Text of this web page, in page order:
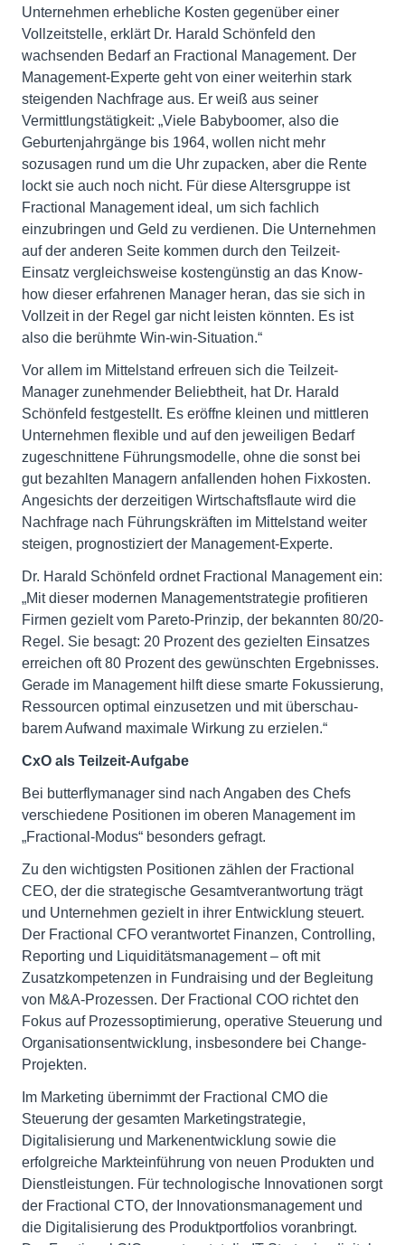
Unternehmen erhebliche Kosten gegenüber einer
Vollzeitstelle, erklärt Dr. Harald Schönfeld den
wachsenden Bedarf an Fractional Management. Der
Management-Experte geht von einer weiterhin stark
steigenden Nachfrage aus. Er weiß aus seiner
Vermittlungstätigkeit: „Viele Babyboomer, also die
Geburten­jahrgänge bis 1964, wollen nicht mehr
sozusagen rund um die Uhr zupacken, aber die Rente
lockt sie auch noch nicht. Für diese Altersgruppe ist
Fractional Management ideal, um sich fachlich
einzubringen und Geld zu verdienen. Die Unternehmen
auf der anderen Seite kommen durch den Teilzeit-
Einsatz vergleichs­weise kostengünstig an das Know-
how dieser erfahrenen Manager heran, das sie sich in
Vollzeit in der Regel gar nicht leisten könnten. Es ist
also die berühmte Win-win-Situation.“
Vor allem im Mittelstand erfreuen sich die Teilzeit-
Manager zunehmender Beliebtheit, hat Dr. Harald
Schönfeld festgestellt. Es eröffne kleinen und mittleren
Unternehmen flexible und auf den jeweiligen Bedarf
zugeschnittene Führungsmodelle, ohne die sonst bei
gut bezahlten Managern anfallenden hohen Fixkosten.
Angesichts der derzeitigen Wirtschaftsflaute wird die
Nachfrage nach Führungs­kräften im Mittelstand weiter
steigen, prognostiziert der Management-Experte.
Dr. Harald Schönfeld ordnet Fractional Management ein:
„Mit dieser modernen Management­strategie profitieren
Firmen gezielt vom Pareto-Prinzip, der bekannten 80/20-
Regel. Sie besagt: 20 Prozent des gezielten Einsatzes
erreichen oft 80 Prozent des gewünschten Ergebnisses.
Gerade im Management hilft diese smarte Fokussierung,
Ressourcen optimal einzusetzen und mit überschau­
barem Aufwand maximale Wirkung zu erzielen.“
CxO als Teilzeit-Aufgabe
Bei butterflymanager sind nach Angaben des Chefs
verschiedene Positionen im oberen Management im
„Fractional-Modus“ besonders gefragt.
Zu den wichtigsten Positionen zählen der Fractional
CEO, der die strategische Gesamtverantwortung trägt
und Unternehmen gezielt in ihrer Entwicklung steuert.
Der Fractional CFO verantwortet Finanzen, Controlling,
Reporting und Liquiditätsmanagement – oft mit
Zusatzkompetenzen in Fundraising und der Begleitung
von M&A-Prozessen. Der Fractional COO richtet den
Fokus auf Prozessoptimierung, operative Steuerung und
Organisationsentwicklung, insbesondere bei Change-
Projekten.
Im Marketing übernimmt der Fractional CMO die
Steuerung der gesamten Marketingstrategie,
Digitalisierung und Markenentwicklung sowie die
erfolgreiche Markteinführung von neuen Produkten und
Dienstleistungen. Für technologische Innovationen sorgt
der Fractional CTO, der Innovationsmanagement und
die Digitalisierung des Produktportfolios voranbringt.